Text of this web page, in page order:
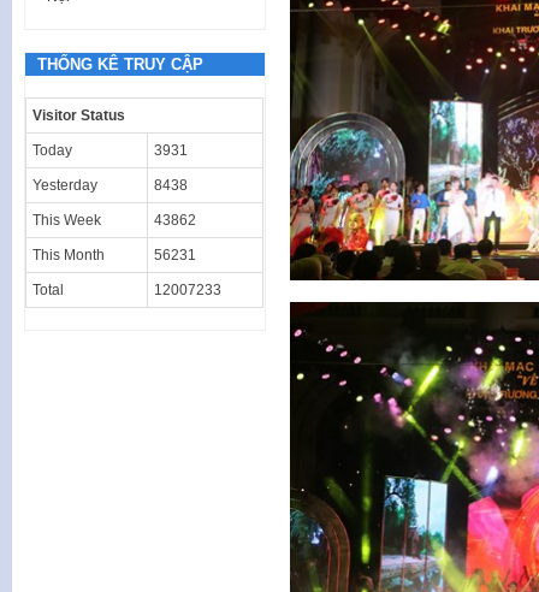
THỐNG KÊ TRUY CẬP
Visitor Status
Today 3931
Yesterday 8438
This Week 43862
This Month 56231
Total 12007233